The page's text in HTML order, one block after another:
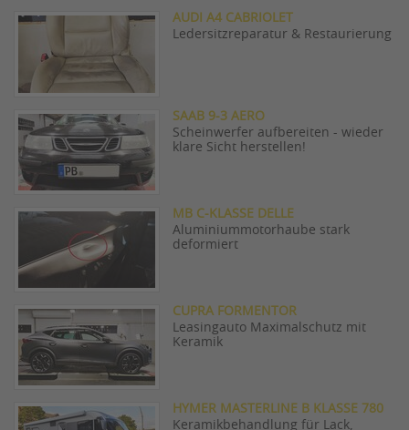
AUDI A4 CABRIOLET
Ledersitzreparatur & Restaurierung
SAAB 9-3 AERO
Scheinwerfer aufbereiten - wieder
klare Sicht herstellen!
MB C-KLASSE DELLE
Aluminiummotorhaube stark
deformiert
CUPRA FORMENTOR
Leasingauto Maximalschutz mit
Keramik
HYMER MASTERLINE B KLASSE 780
Keramikbehandlung für Lack,